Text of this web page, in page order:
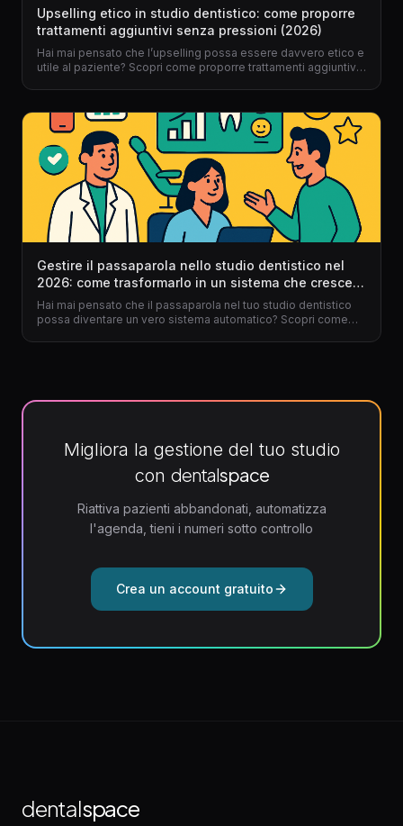
Upselling etico in studio dentistico: come proporre
trattamenti aggiuntivi senza pressioni (2026)
Hai mai pensato che l’upselling possa essere davvero etico e
utile al paziente? Scopri come proporre trattamenti aggiuntivi
Gestire il passaparola nello studio dentistico nel
2026: come trasformarlo in un sistema che cresce
da solo
Hai mai pensato che il passaparola nel tuo studio dentistico
possa diventare un vero sistema automatico? Scopri come
Migliora la gestione del tuo studio
con dentalspace
Riattiva pazienti abbandonati, automatizza
l'agenda, tieni i numeri sotto controllo
Crea un account gratuito
dentalspace